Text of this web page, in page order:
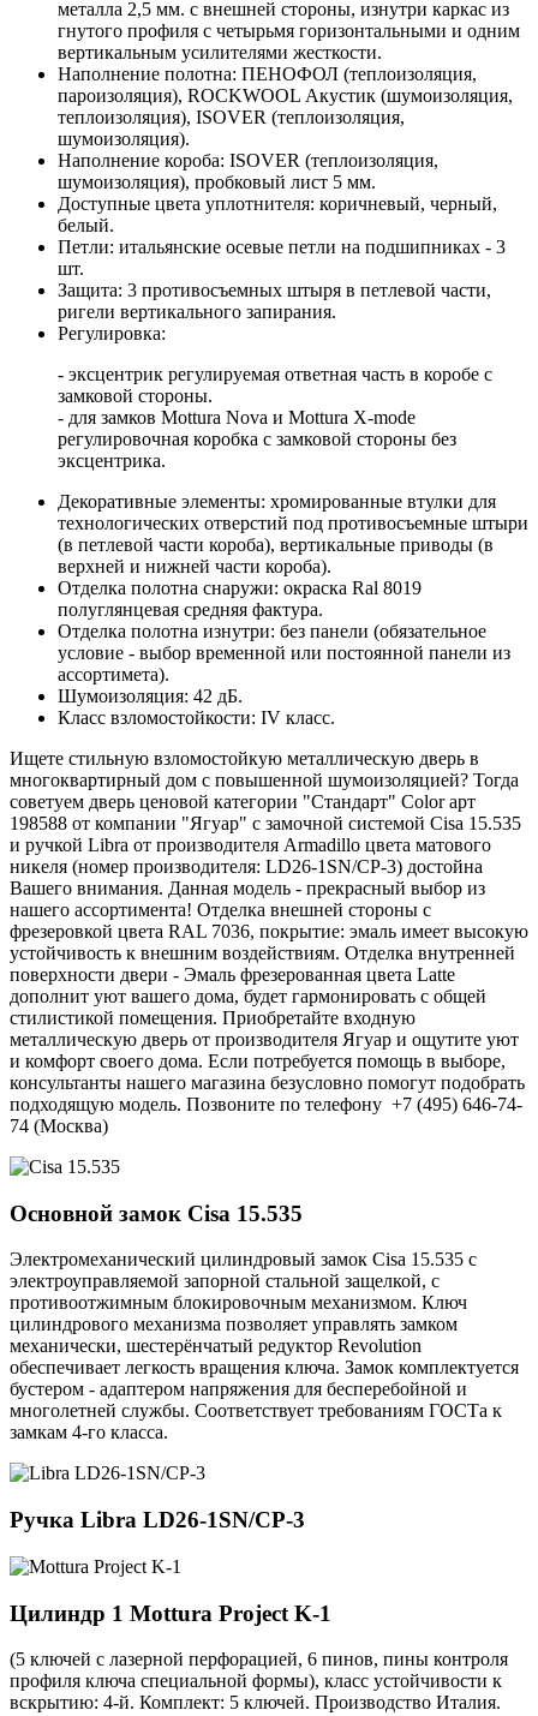
металла 2,5 мм. с внешней стороны, изнутри каркас из
гнутого профиля с четырьмя горизонтальными и одним
вертикальным усилителями жесткости.
Наполнение полотна: ПЕНОФОЛ (теплоизоляция,
пароизоляция), ROCKWOOL Акустик (шумоизоляция,
теплоизоляция), ISOVER (теплоизоляция,
шумоизоляция).
Наполнение короба: ISOVER (теплоизоляция,
шумоизоляция), пробковый лист 5 мм.
Доступные цвета уплотнителя: коричневый, черный,
белый.
Петли: итальянские осевые петли на подшипниках - 3
шт.
Защита: 3 противосъемных штыря в петлевой части,
ригели вертикального запирания.
Регулировка:
- эксцентрик регулируемая ответная часть в коробе с
замковой стороны.
- для замков Mottura Nova и Mottura X-mode
регулировочная коробка с замковой стороны без
эксцентрика.
Декоративные элементы: хромированные втулки для
технологических отверстий под противосъемные штыри
(в петлевой части короба), вертикальные приводы (в
верхней и нижней части короба).
Отделка полотна снаружи: окраска Ral 8019
полуглянцевая средняя фактура.
Отделка полотна изнутри: без панели (обязательное
условие - выбор временной или постоянной панели из
ассортимета).
Шумоизоляция: 42 дБ.
Класс взломостойкости: IV класс.
Ищете стильную взломостойкую металлическую дверь в
многоквартирный дом с повышенной шумоизоляцией? Тогда
советуем дверь ценовой категории "Стандарт" Color арт
198588 от компании "Ягуар" с замочной системой Cisa 15.535
и ручкой Libra от производителя Armadillo цвета матового
никеля (номер производителя: LD26-1SN/CP-3) достойна
Вашего внимания. Данная модель - прекрасный выбор из
нашего ассортимента! Отделка внешней стороны с
фрезеровкой цвета RAL 7036, покрытие: эмаль имеет высокую
устойчивость к внешним воздействиям. Отделка внутренней
поверхности двери - Эмаль фрезерованная цвета Latte
дополнит уют вашего дома, будет гармонировать с общей
стилистикой помещения. Приобретайте входную
металлическую дверь от производителя Ягуар и ощутите уют
и комфорт своего дома. Если потребуется помощь в выборе,
консультанты нашего магазина безусловно помогут подобрать
подходящую модель. Позвоните по телефону +7 (495) 646-74-
74 (Москва)
Основной замок Cisa 15.535
Электромеханический цилиндровый замок Cisa 15.535 с
электроуправляемой запорной стальной защелкой, с
противоотжимным блокировочным механизмом. Ключ
цилиндрового механизма позволяет управлять замком
механически, шестерёнчатый редуктор Revolution
обеспечивает легкость вращения ключа. Замок комплектуется
бустером - адаптером напряжения для бесперебойной и
многолетней службы. Соответствует требованиям ГОСТа к
замкам 4-го класса.
Ручка Libra LD26-1SN/CP-3
Цилиндр 1 Mottura Project K-1
(5 ключей с лазерной перфорацией, 6 пинов, пины контроля
профиля ключа специальной формы), класс устойчивости к
вскрытию: 4-й. Комплект: 5 ключей. Производство Италия.